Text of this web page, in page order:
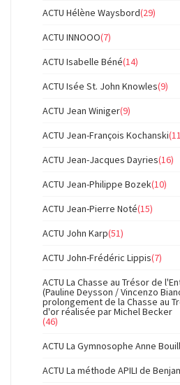
ACTU Hélène Waysbord(29)
ACTU INNOOO(7)
ACTU Isabelle Béné(14)
ACTU Isée St. John Knowles(9)
ACTU Jean Winiger(9)
ACTU Jean-François Kochanski
ACTU Jean-Jacques Dayries(16)
ACTU Jean-Philippe Bozek(10)
ACTU Jean-Pierre Noté(15)
ACTU John Karp(51)
ACTU John-Frédéric Lippis(7)
ACTU La Chasse au Trésor de
(Pauline Deysson / Vincenzo
prolongement de la Chasse au
d'or réalisée par Michel Becker
(46)
ACTU La Gymnosophe Anne
ACTU La méthode APILI de